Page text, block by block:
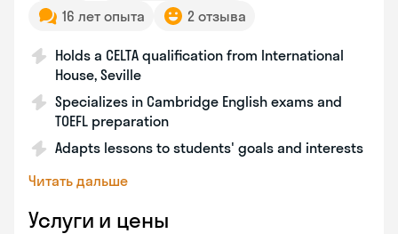
16 лет опыта
2 отзыва
Holds a CELTA qualification from International
House, Seville
Specializes in Cambridge English exams and
TOEFL preparation
Adapts lessons to students' goals and interests
Читать дальше
Услуги и цены